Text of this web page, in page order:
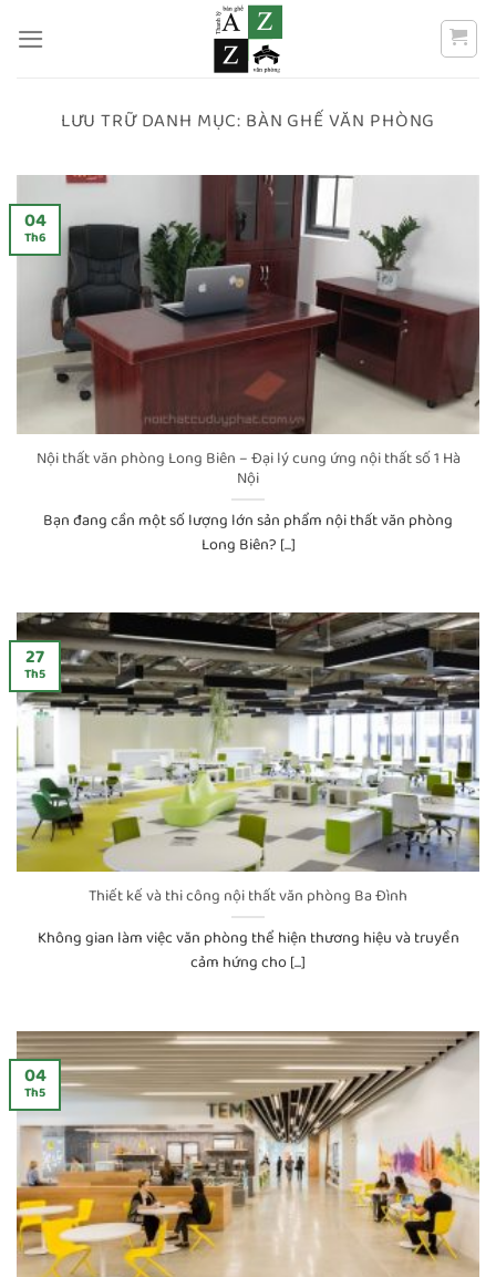
qua
LƯU TRỮ DANH MỤC: BÀN GHẾ VĂN PHÒNG
Nội thất văn phòng Long Biên – Đại lý cung ứng nội thất số 1 Hà
Nội
Bạn đang cần một số lượng lớn sản phẩm nội thất văn phòng
Long Biên? [...]
04
Th6
Thiết kế và thi công nội thất văn phòng Ba Đình
Không gian làm việc văn phòng thể hiện thương hiệu và truyền
cảm hứng cho [...]
27
Th5
04
Th5